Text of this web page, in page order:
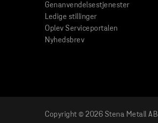
Genanvendelsestjenester
Ledige stillinger
Oplev Serviceportalen
Nyhedsbrev
Copyright © 2026 Stena Metall AB